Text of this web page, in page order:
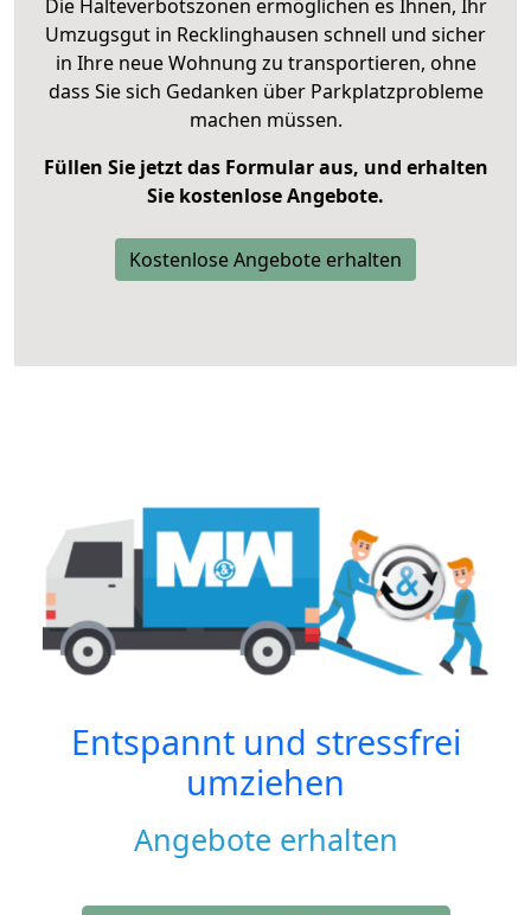
Die Halteverbotszonen ermöglichen es Ihnen, Ihr
Umzugsgut in Recklinghausen schnell und sicher
in Ihre neue Wohnung zu transportieren, ohne
dass Sie sich Gedanken über Parkplatzprobleme
machen müssen.
Füllen Sie jetzt das Formular aus, und erhalten
Sie kostenlose Angebote.
Kostenlose Angebote erhalten
Entspannt und stressfrei
umziehen
Angebote erhalten